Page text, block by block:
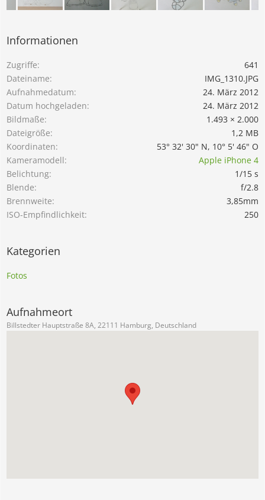
Informationen
Zugriffe
641
Dateiname
IMG_1310.JPG
Aufnahmedatum
24. März 2012
Datum hochgeladen
24. März 2012
Bildmaße
1.493 × 2.000
Dateigröße
1,2 MB
Koordinaten
53° 32' 30" N, 10° 5' 46" O
Kameramodell
Apple iPhone 4
Belichtung
1/15 s
Blende
f/2.8
Brennweite
3,85mm
ISO-Empfindlichkeit
250
Kategorien
Fotos
Aufnahmeort
Billstedter Hauptstraße 8A, 22111 Hamburg, Deutschland